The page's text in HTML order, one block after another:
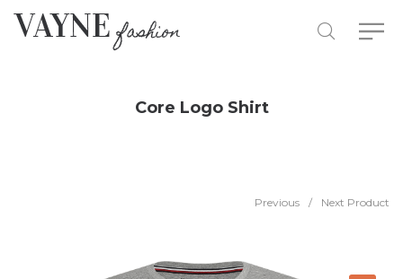
Core Logo Shirt
Previous / Next Product